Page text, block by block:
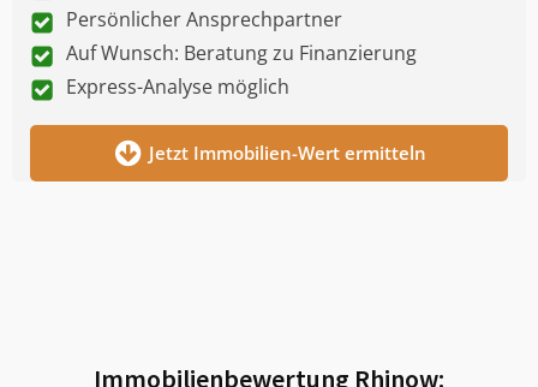
Persönlicher Ansprechpartner
Auf Wunsch: Beratung zu Finanzierung
Express-Analyse möglich
Jetzt Immobilien-Wert ermitteln
Immobilienbewertung Rhinow: